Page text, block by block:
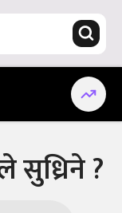
सुध्रिने ?